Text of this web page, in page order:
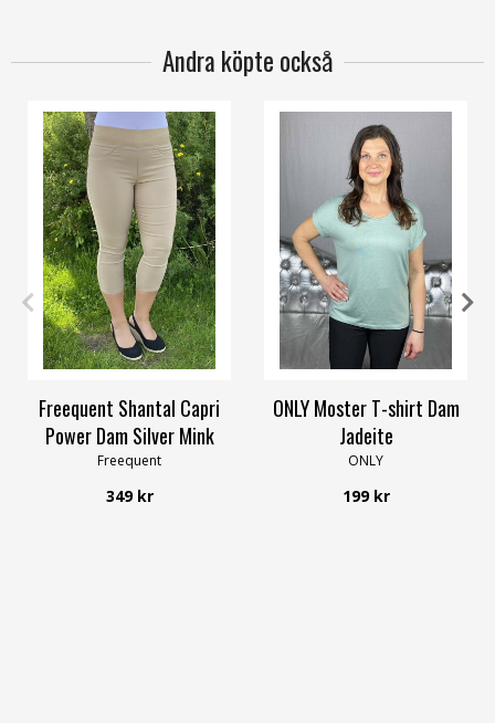
Andra köpte också
XS S M L XL 3XL
Freequent Shantal Capri
Power Dam Silver Mink
Freequent
349 kr
XS S M XL
ONLY Moster T-shirt Dam
Jadeite
ONLY
199 kr